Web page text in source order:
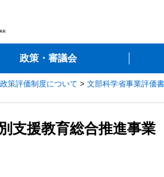
政策・審議会
策評価制度について > 文部科学省事業評価
支援教育総合推進事業